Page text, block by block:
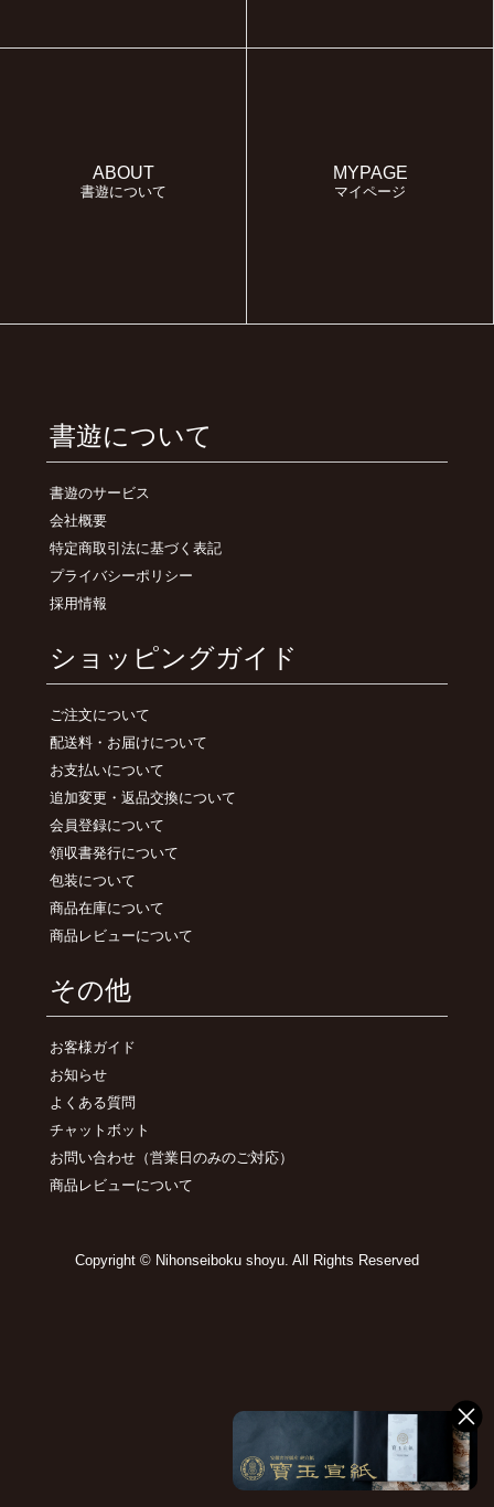
ABOUT
書遊について
MYPAGE
マイページ
書遊について
書遊のサービス
会社概要
特定商取引法に基づく表記
プライバシーポリシー
採用情報
ショッピングガイド
ご注文について
配送料・お届けについて
お支払いについて
追加変更・返品交換について
会員登録について
領収書発行について
包装について
商品在庫について
商品レビューについて
その他
お客様ガイド
お知らせ
よくある質問
チャットボット
お問い合わせ （営業日のみのご対応）
商品レビューについて
Copyright © Nihonseiboku shoyu. All Rights Reserved